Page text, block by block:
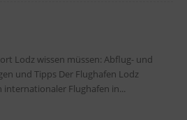
Lodz wissen müssen: Abflug- und
Flughafen Lodz
internationaler Flughafen in...